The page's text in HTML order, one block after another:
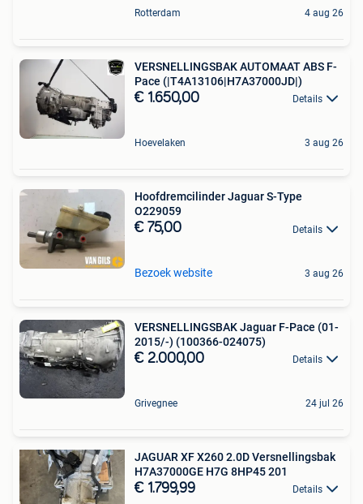
Rotterdam 4 aug 26
VERSNELLINGSBAK AUTOMAAT ABS F-
Pace (|T4A13106|H7A37000JD|)
€ 1.650,00 Details
Hoevelaken 3 aug 26
Hoofdremcilinder Jaguar S-Type
O229059
€ 75,00 Details
Bezoek website 3 aug 26
VERSNELLINGSBAK Jaguar F-Pace (01-
2015/-) (100366-024075)
€ 2.000,00 Details
Grivegnee 24 jul 26
JAGUAR XF X260 2.0D Versnellingsbak
H7A37000GE H7G 8HP45 201
€ 1.799,99 Details